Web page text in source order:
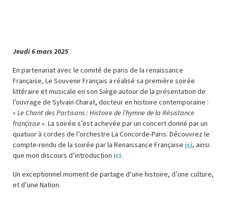
Jeudi 6 mars 2025
En partenariat avec le comité de paris de la renaissance
Française, Le Souvenir Français a réalisé sa première soirée
littéraire et musicale en son Siège autour de la présentation de
l’ouvrage de Sylvain Charat, docteur en histoire contemporaine :
« Le Chant des Partisans : Histoire de l’hymne de la Résistance
française ». La soirée s’est achevée par un concert donné par un
quatuor à cordes de l’orchestre La Concorde-Paris. Découvrez le
compte-rendu de la soirée par la Renaissance Française ici, ainsi
que mon discours d’introduction ici.
Un exceptionnel moment de partage d’une histoire, d’une culture,
et d’une Nation.